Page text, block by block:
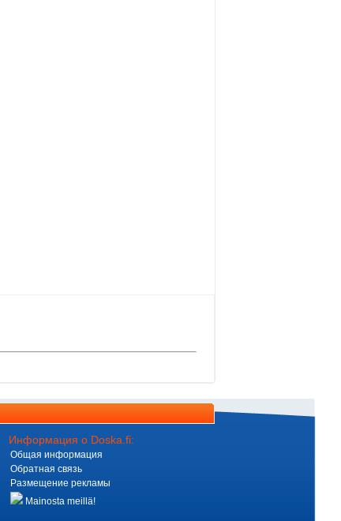
Информация о Doska.fi:
Общая информация
Обратная связь
Размещение рекламы
Mainosta meillä!